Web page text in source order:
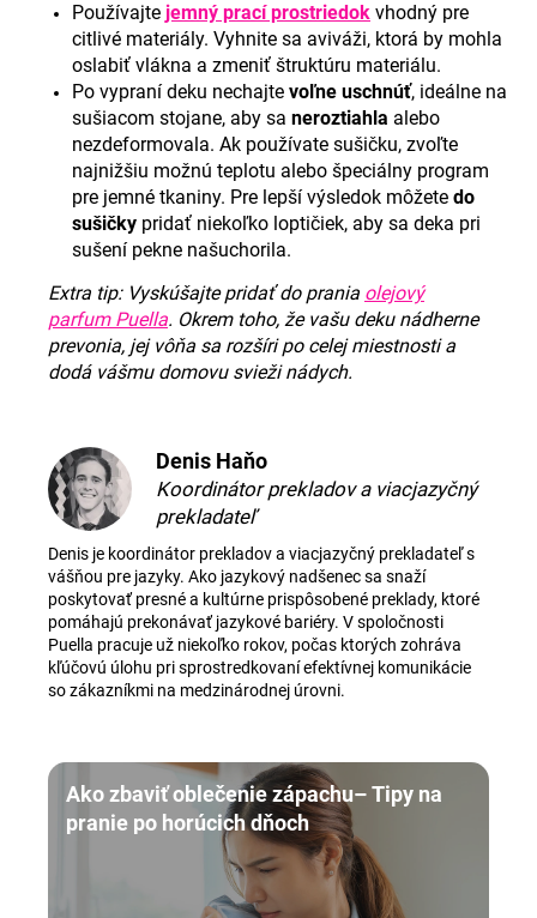
Používajte jemný prací prostriedok vhodný pre
citlivé materiály. Vyhnite sa aviváži, ktorá by mohla
oslabiť vlákna a zmeniť štruktúru materiálu.
Po vypraní deku nechajte voľne uschnúť, ideálne na
sušiacom stojane, aby sa neroztiahla alebo
nezdeformovala. Ak používate sušičku, zvoľte
najnižšiu možnú teplotu alebo špeciálny program
pre jemné tkaniny. Pre lepší výsledok môžete do
sušičky pridať niekoľko loptičiek, aby sa deka pri
sušení pekne našuchorila.
Extra tip: Vyskúšajte pridať do prania olejový
parfum Puella. Okrem toho, že vašu deku nádherne
prevonia, jej vôňa sa rozšíri po celej miestnosti a
dodá vášmu domovu svieži nádych.
Denis Haňo
Koordinátor prekladov a viacjazyčný
prekladateľ
Denis je koordinátor prekladov a viacjazyčný prekladateľ s
vášňou pre jazyky. Ako jazykový nadšenec sa snaží
poskytovať presné a kultúrne prispôsobené preklady, ktoré
pomáhajú prekonávať jazykové bariéry. V spoločnosti
Puella pracuje už niekoľko rokov, počas ktorých zohráva
kľúčovú úlohu pri sprostredkovaní efektívnej komunikácie
so zákazníkmi na medzinárodnej úrovni.
Ako zbaviť oblečenie zápachu– Tipy na
pranie po horúcich dňoch